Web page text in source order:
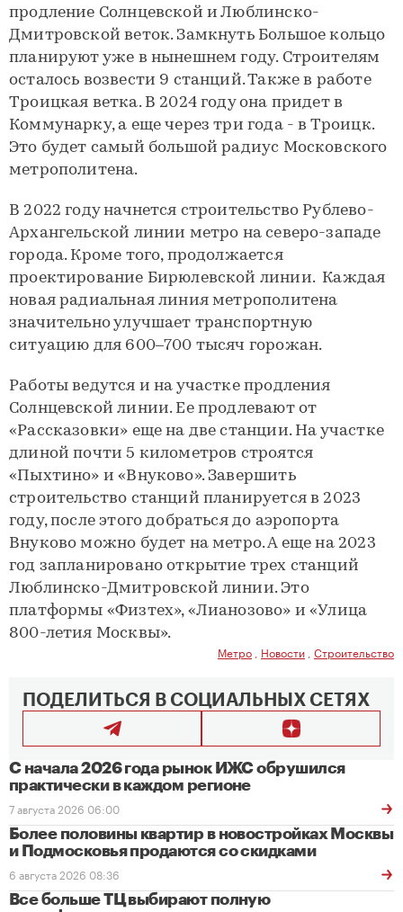
продление Солнцевской и Люблинско-
Дмитровской веток. Замкнуть Большое кольцо
планируют уже в нынешнем году. Строителям
осталось возвести 9 станций. Также в работе
Троицкая ветка. В 2024 году она придет в
Коммунарку, а еще через три года - в Троицк.
Это будет самый большой радиус Московского
метрополитена.
В 2022 году начнется строительство Рублево-
Архангельской линии метро на северо-западе
города. Кроме того, продолжается
проектирование Бирюлевской линии. Каждая
новая радиальная линия метрополитена
значительно улучшает транспортную
ситуацию для 600–700 тысяч горожан.
Работы ведутся и на участке продления
Солнцевской линии. Ее продлевают от
«Рассказовки» еще на две станции. На участке
длиной почти 5 километров строятся
«Пыхтино» и «Внуково». Завершить
строительство станций планируется в 2023
году, после этого добраться до аэропорта
Внуково можно будет на метро. А еще на 2023
год запланировано открытие трех станций
Люблинско-Дмитровской линии. Это
платформы «Физтех», «Лианозово» и «Улица
800-летия Москвы».
Метро Новости Строительство
ПОДЕЛИТЬСЯ В СОЦИАЛЬНЫХ СЕТЯХ
С начала 2026 года рынок ИЖС обрушился
практически в каждом регионе
7 августа 2026 06:00
Более половины квартир в новостройках Москвы
и Подмосковья продаются со скидками
6 августа 2026 08:36
Все больше ТЦ выбирают полную